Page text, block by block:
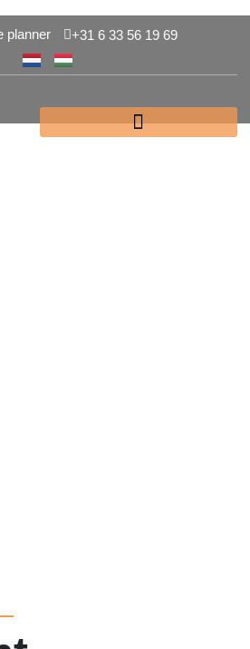
planner +31 6 33 56 19 69